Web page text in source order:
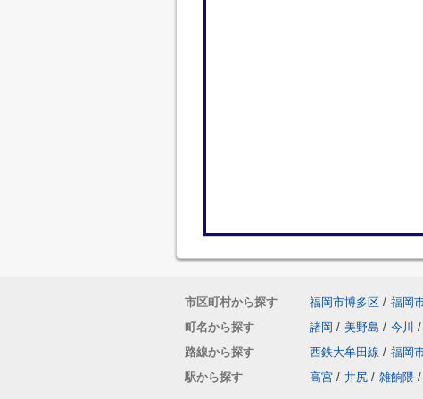
市区町村から探す 福岡市博多区 / 福岡
町名から探す
諸岡 / 美野島 / 今川 /
路線から探す
西鉄大牟田線 / 福岡
駅から探す
高宮 / 井尻 / 雑餉隈 /